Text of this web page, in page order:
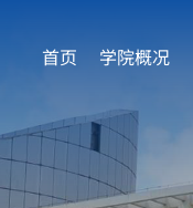
首页 学院概况